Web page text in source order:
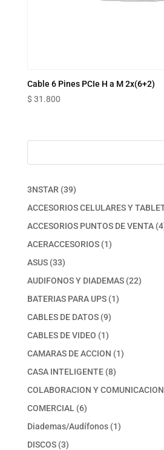
Cable 6 Pines PCIe H a M 2x(6+2)
$ 31.800
3NSTAR 3939
productos
ACCESORIOS CELULARES Y
ACCESORIOS PUNTOS DE VENTA 4
ACERACCESORIOS 11
ASUS 3333
productos
AUDIFONOS Y DIADEMAS 2222
BATERIAS PARA UPS 11
CABLES DE DATOS 99
productos
CABLES DE VIDEO 11
producto
CAMARAS DE ACCION 11
CASA INTELIGENTE 88
productos
COLABORACION Y
COMERCIAL 66
productos
Diademas/Audífonos 11
DISCOS 33